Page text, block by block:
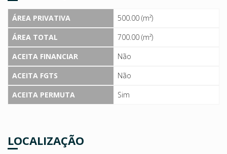
ÁREA PRIVATIVA
500.00 (m²)
ÁREA TOTAL
700.00 (m²)
ACEITA FINANCIAR
Não
ACEITA FGTS
Não
ACEITA PERMUTA
Sim
LOCALIZAÇÃO